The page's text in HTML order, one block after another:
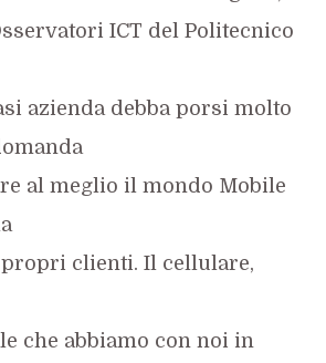
ICT del Politecnico
azienda debba porsi molto
al meglio il mondo Mobile
clienti. Il cellulare,
che abbiamo con noi in